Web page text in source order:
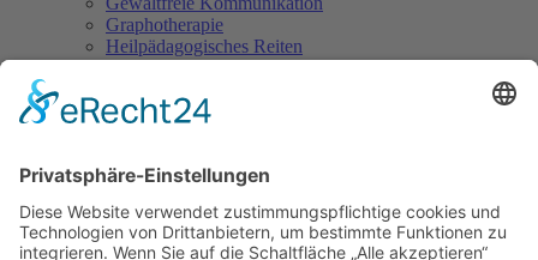
Graphotherapie
Heilpädagogisches Reiten
Integrative Paartherapie
Körperorientierte Psychotherapie
Lernberater/in & Lerntherapeut/in
Meditationsleiter/in